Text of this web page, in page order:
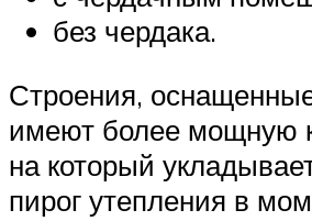
без чердака.
Строения,
имеют более мощную
на который
пирог утепления в